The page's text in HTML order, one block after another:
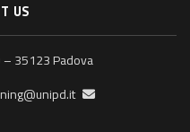
US
– 35123 Padova
Email :